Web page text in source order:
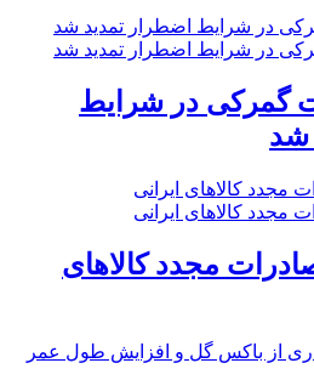
گمرکی در شرایط
شد
مجدد کالاهای